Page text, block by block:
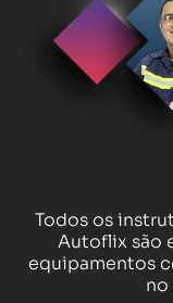
Todos os
Autoflix são
equipamentos
no